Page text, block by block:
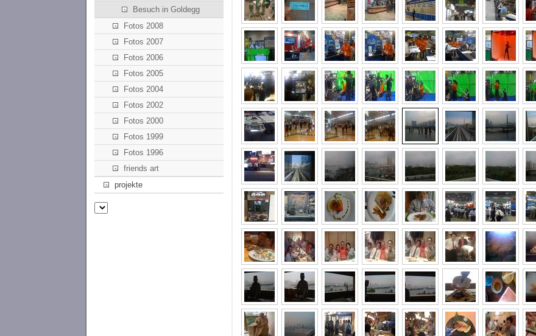
Besuch in Goldegg
Fotos 2008
Fotos 2007
Fotos 2006
Fotos 2005
Fotos 2004
Fotos 2002
Fotos 2000
Fotos 1999
Fotos 1996
friends art
projekte